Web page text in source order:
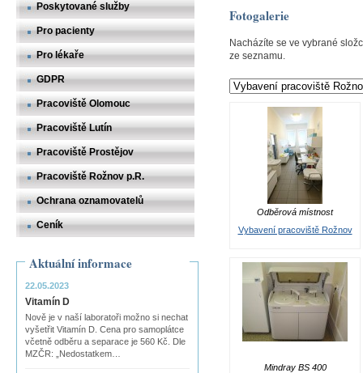
Poskytované služby
Pro pacienty
Pro lékaře
GDPR
Pracoviště Olomouc
Pracoviště Lutín
Pracoviště Prostějov
Pracoviště Rožnov p.R.
Ochrana oznamovatelů
Ceník
Aktuální informace
22.05.2023
Vitamín D
Nově je v naší laboratoři možno si nechat
vyšetřit Vitamín D. Cena pro samoplátce
včetně odběru a separace je 560 Kč. Dle
MZČR: „Nedostatkem…
Fotogalerie
Nacházíte se ve vybrané
ze seznamu.
Odběrová místnost
Vybavení pracoviště Rožnov
Mindray BS 400